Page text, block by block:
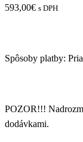
593,00€ s DPH
Spôsoby platby:
POZOR!!!
dodávkami.